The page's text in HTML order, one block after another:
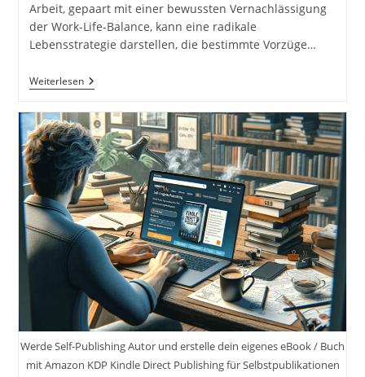
Arbeit, gepaart mit einer bewussten Vernachlässigung
der Work-Life-Balance, kann eine radikale
Lebensstrategie darstellen, die bestimmte Vorzüge…
WeiterlesenWie
Du
Geld
Verdienst
Und
Scheiß
Auf
Work-
Life-
Balance
Und
Machen
Statt
Jammern
Und
Schluss
Mit
Irgendwann
Inkl.
6
Entscheidende
Moment
Werde Self-Publishing Autor und erstelle dein eigenes eBook / Buch
mit Amazon KDP Kindle Direct Publishing für Selbstpublikationen